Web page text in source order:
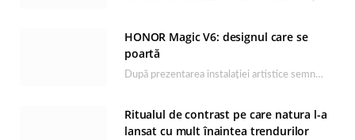
HONOR Magic V6: designul care se
poartă
După prezentarea instalației artistice semnată de Catrinel Săbăciag în cadrul evenimentului de lansare HONOR Magic…
Ritualul de contrast pe care natura l-a
lansat cu mult înaintea trendurilor